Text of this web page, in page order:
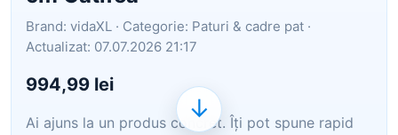
Brand: vidaXL · Categorie: Paturi & cadre pat ·
Actualizat: 07.07.2026 21:17
994,99 lei
Ai ajuns la un produs concret. Îți pot spune rapid
↓